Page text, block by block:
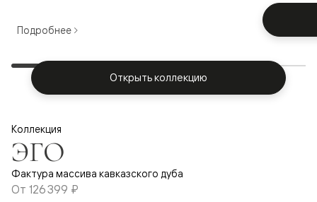
Подробнее
Открыть коллекцию
Коллекция
ЭГО
Фактура массива кавказского дуба
От 126 399 ₽